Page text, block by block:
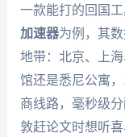
一款能打的回国
加速器为例，其
地带：北京、上
馆还是悉尼公寓
商线路，毫秒级
敦赶论文时想听